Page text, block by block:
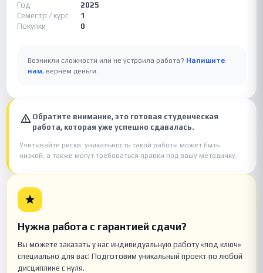
Год
2025
Семестр / курс
1
Покупки
0
Возникли сложности или не устроила работа? Напишите
нам, вернём деньги.
Обратите внимание, это готовая студенческая
работа, которая уже успешно сдавалась.
Учитывайте риски: уникальность такой работы может быть
низкой, а также могут требоваться правки под вашу методичку.
Нужна работа с гарантией сдачи?
Вы можете заказать у нас индивидуальную работу «под ключ»
специально для вас! Подготовим уникальный проект по любой
дисциплине с нуля.